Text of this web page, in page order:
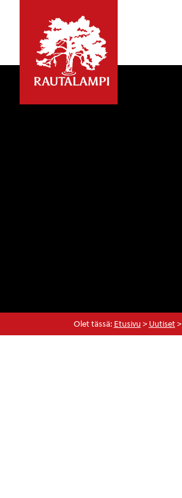
Olet tässä: Etusivu > Uutiset>